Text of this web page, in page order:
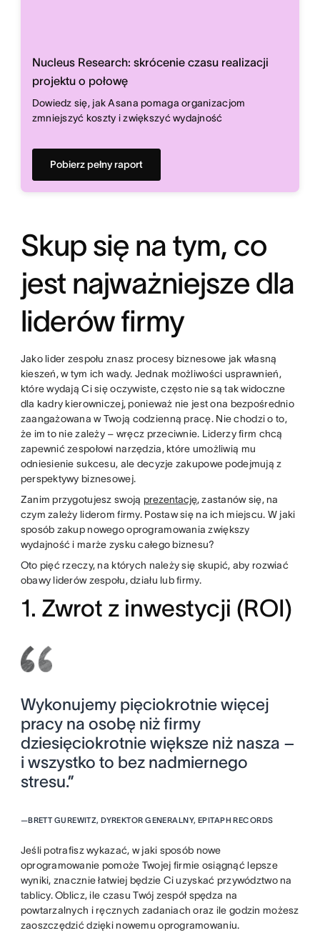
Nucleus Research: skrócenie czasu realizacji
projektu o połowę
Dowiedz się, jak Asana pomaga organizacjom
zmniejszyć koszty i zwiększyć wydajność
Pobierz pełny raport
Skup się na tym, co
jest najważniejsze dla
liderów firmy
Jako lider zespołu znasz procesy biznesowe jak własną
kieszeń, w tym ich wady. Jednak możliwości usprawnień,
które wydają Ci się oczywiste, często nie są tak widoczne
dla kadry kierowniczej, ponieważ nie jest ona bezpośrednio
zaangażowana w Twoją codzienną pracę. Nie chodzi o to,
że im to nie zależy – wręcz przeciwnie. Liderzy firm chcą
zapewnić zespołowi narzędzia, które umożliwią mu
odniesienie sukcesu, ale decyzje zakupowe podejmują z
perspektywy biznesowej.
Zanim przygotujesz swoją prezentację, zastanów się, na
czym zależy liderom firmy. Postaw się na ich miejscu. W jaki
sposób zakup nowego oprogramowania zwiększy
wydajność i marże zysku całego biznesu?
Oto pięć rzeczy, na których należy się skupić, aby rozwiać
obawy liderów zespołu, działu lub firmy.
1. Zwrot z inwestycji (ROI)
Wykonujemy pięciokrotnie więcej
pracy na osobę niż firmy
dziesięciokrotnie większe niż nasza –
i wszystko to bez nadmiernego
stresu.”
—BRETT GUREWITZ, DYREKTOR GENERALNY, EPITAPH RECORDS
Jeśli potrafisz wykazać, w jaki sposób nowe
oprogramowanie pomoże Twojej firmie osiągnąć lepsze
wyniki, znacznie łatwiej będzie Ci uzyskać przywództwo na
tablicy. Oblicz, ile czasu Twój zespół spędza na
powtarzalnych i ręcznych zadaniach oraz ile godzin możesz
zaoszczędzić dzięki nowemu oprogramowaniu.